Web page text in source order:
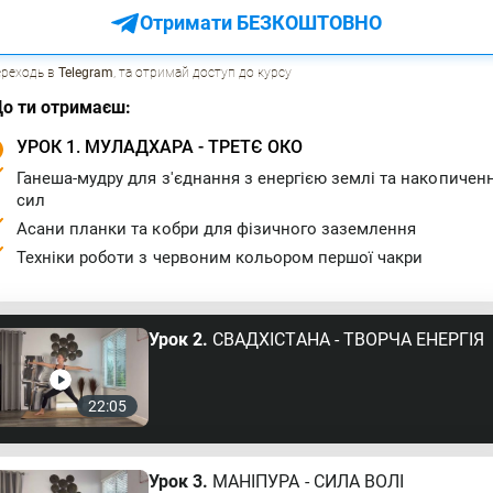
Отримати БЕЗКОШТОВНО
в Telegram, та отримай доступ до курсу
ти отримаєш:
УРОК 1. МУЛАДХАРА - ТРЕТЄ ОКО
Ганеша-мудру для з'єднання з енергією землі та
сил
Асани планки та кобри для фізичного заземлення
Техніки роботи з червоним кольором першої чакри
22:05
Урок 2. СВАДХІСТАНА - ТВОРЧА ЕНЕРГІЯ
Урок 3. МАНІПУРА - СИЛА ВОЛІ